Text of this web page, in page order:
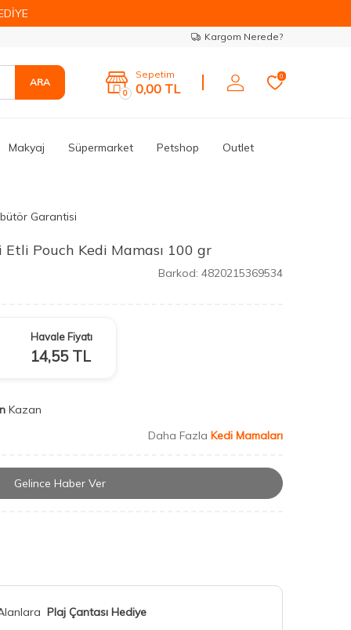
Kargom Nerede?
ARA
0
Sepetim
0,00 TL
0
Makyaj Süpermarket Petshop Outlet
Garantisi
Pouch Kedi Maması 100 gr
Barkod: 4820215369534
Havale Fiyatı
14,55TL
Kazan
Daha Fazla Kedi Mamaları
Gelince Haber Ver
Plaj Çantası Hediye